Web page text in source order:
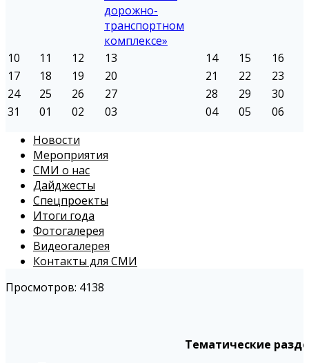
дорожно-
транспортном
комплексе»
10
11 12 13 14 15
16
17
18 19 20 21 22
23
24
25 26 27 28 29
30
31
01 02 03 04 05
06
Новости
Мероприятия
СМИ о нас
Дайджесты
Спецпроекты
Итоги года
Фотогалерея
Видеогалерея
Контакты для СМИ
Просмотров: 4138
Тематические